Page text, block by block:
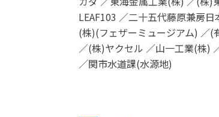
LEAF103 ／二十五代藤原兼房
(株)(フェザーミュージアム) ／
／(株)ヤクセル ／山一工業(株)
／関市水道課(水源地)